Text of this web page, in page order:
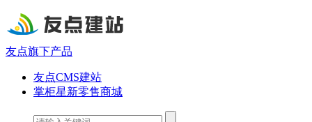
友点旗下产品
友点CMS建站
掌柜星新零售商城